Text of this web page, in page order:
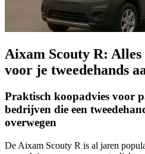
Aixam Scouty R:
voor je tweedehands
Praktisch koopadvies voor
bedrijven die een
overwegen
De Aixam Scouty R is al jaren